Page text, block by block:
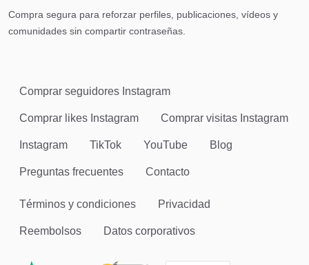
Compra segura para reforzar perfiles, publicaciones, vídeos y
comunidades sin compartir contraseñas.
Comprar seguidores Instagram
Comprar likes Instagram Comprar visitas Instagram
Instagram TikTok YouTube Blog
Preguntas frecuentes Contacto
Términos y condiciones Privacidad
Reembolsos Datos corporativos